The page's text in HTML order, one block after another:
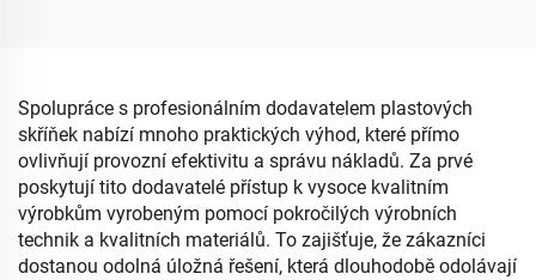
Spolupráce s profesionálním dodavatelem plastových
skříňek nabízí mnoho praktických výhod, které přímo
ovlivňují provozní efektivitu a správu nákladů. Za prvé
poskytují tito dodavatelé přístup k vysoce kvalitním
výrobkům vyrobeným pomocí pokročilých výrobních
technik a kvalitních materiálů. To zajišťuje, že zákazníci
dostanou odolná úložná řešení, která dlouhodobě odolávají